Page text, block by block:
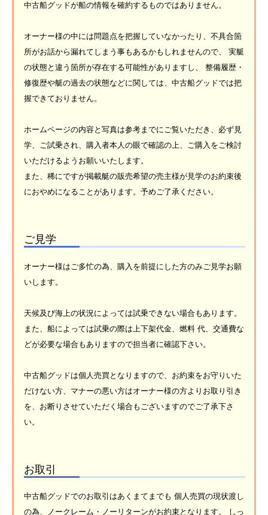
中古船グッドが船の情報を確約するものではありません。
オーナー様の中には問題点を把握していなかったり、不具合箇
所がお話から漏れてしまう事もあるかもしれませんので、 実艇
の状態と違う箇所が存在する可能性がありますし、 整備履歴・
修復歴や艇の過去の状態などに関しては、中古船グッドでは把
握できておりません。
ホームページの内容と写真は参考までにご覧いただき、必ず見
学、ご試乗され、購入者本人の眼で確認の上、ご購入をご検討
いただけるようお願いいたします。
また、稀にですが掲載艇の販売希望の売主様が見学のお約束後
におやめになることがあります。予めご了承ください。
ご見学
オーナー様はご多忙の為、購入を前提にした方のみご見学お願
いします。
天候及び海上の状況によっては試乗できない場合もあります。
また、船によっては試乗の際は上下架代金、燃料 代、交通費な
どが必要な場合もありますので担当者に確認下さい。
中古船グッドは個人売買となりますので、お約束をお守りいた
だけない方、マナーの悪い方はオーナー様の方よりお取り引き
を、お断りさせていただく場合もございますのでご了承下さ
い。
お取引
中古船グッドでのお取引はあくまてまでも 個人売買の現状渡し
の為、ノークレーム・ノーリターンがお約束となります。 しっ